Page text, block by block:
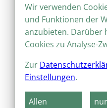
Wir verwenden
und Funktionen der
anzubieten. Darüber
Cookies zu Analyse-
Zur
Einstellungen.
Allen